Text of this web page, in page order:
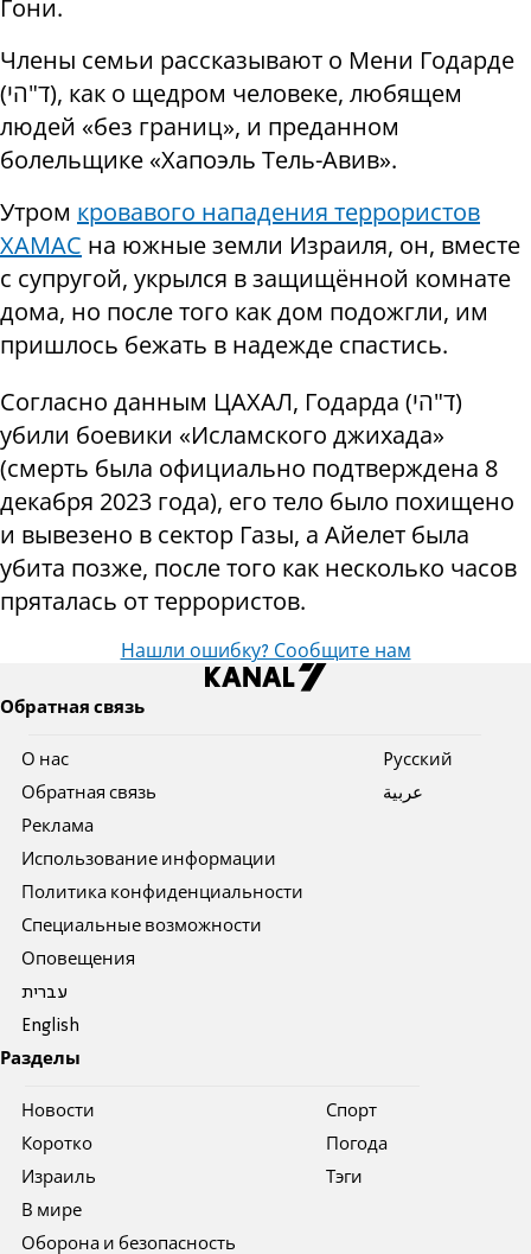
Гони.
Члены семьи рассказывают о Мени Годарде
(הי"ד), как о щедром человеке, любящем
людей «без границ», и преданном
болельщике «Хапоэль Тель-Авив».
Утром кровавого нападения террористов
ХАМАС на южные земли Израиля, он, вместе
с супругой, укрылся в защищённой комнате
дома, но после того как дом подожгли, им
пришлось бежать в надежде спастись.
Согласно данным ЦАХАЛ, Годарда (הי"ד)
убили боевики «Исламского джихада»
(смерть была официально подтверждена 8
декабря 2023 года), его тело было похищено
и вывезено в сектор Газы, а Айелет была
убита позже, после того как несколько часов
пряталась от террористов.
Нашли ошибку? Сообщите нам
Обратная связь
О нас
Обратная связь
Реклама
Использование информации
Политика конфиденциальности
Специальные возможности
Оповещения
עברית
English
Pусский
عربية
Разделы
Новости
Коротко
Израиль
В мире
Оборона и безопасность
Спорт
Погода
Тэги